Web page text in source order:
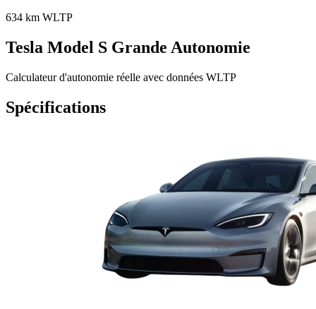
634 km WLTP
Tesla Model S Grande Autonomie
Calculateur d'autonomie réelle avec données WLTP
Spécifications